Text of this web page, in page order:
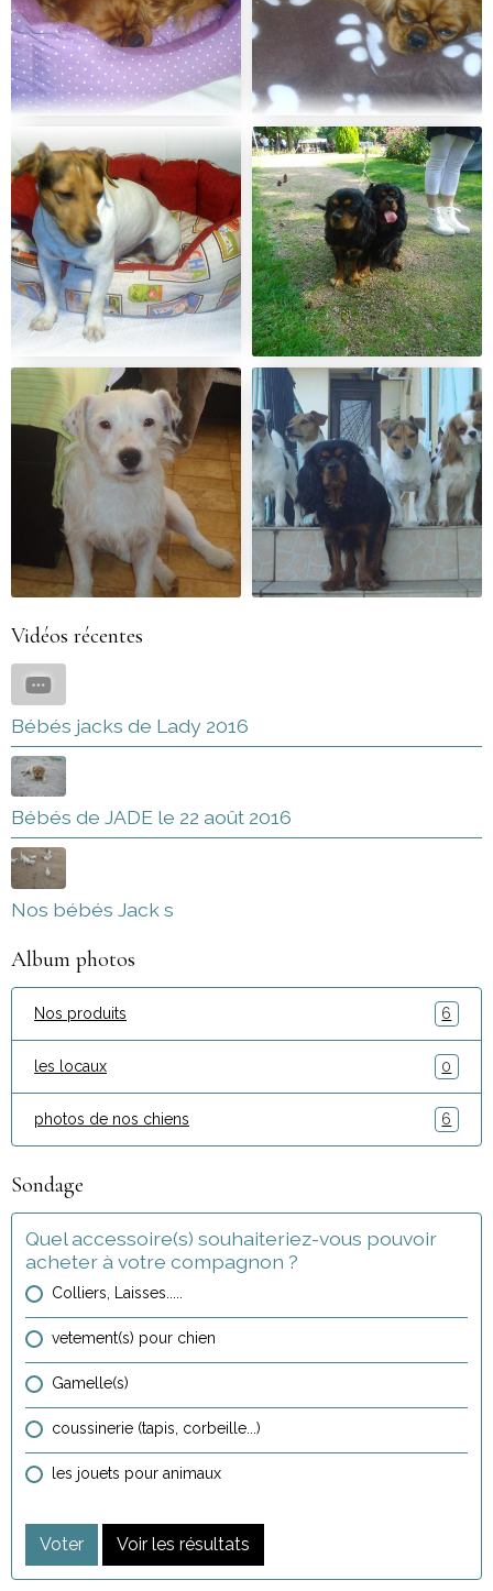
Vidéos récentes
Bébés jacks de Lady 2016
Bébés de JADE le 22 août 2016
Nos bébés Jack s
Album photos
Nos produits 6
les locaux 0
photos de nos chiens 6
Sondage
Quel accessoire(s) souhaiteriez-vous pouvoir
acheter à votre compagnon ?
Colliers, Laisses.....
vetement(s) pour chien
Gamelle(s)
coussinerie (tapis, corbeille...)
les jouets pour animaux
Voter Voir les résultats